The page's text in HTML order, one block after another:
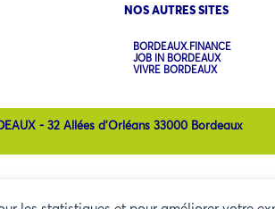
NOS AUTRES SITES
BORDEAUX.FINANCE
JOB IN BORDEAUX
VIVRE BORDEAUX
- 32 Allées d'Orléans 33000 Bordeaux